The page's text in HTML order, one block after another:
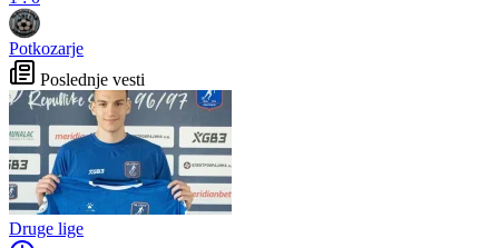
Potkozarje
Poslednje vesti
Druge lige